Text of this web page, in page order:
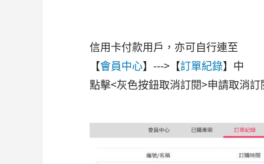
信用卡付款用戶，亦可自行連至
【會員中心】--->【訂單紀錄】中
點擊<灰色按鈕取消訂閱>申請取消訂